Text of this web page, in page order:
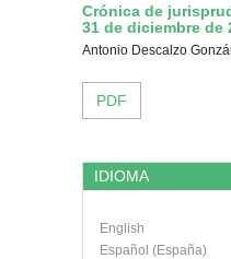
Crónica de
31 de diciembre de
Antonio Descalzo
PDF
IDIOMA
English
Español (España)